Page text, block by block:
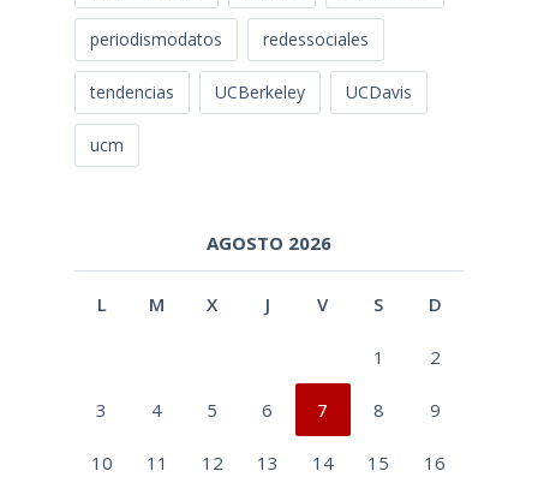
periodismodatos redessociales
tendencias UCBerkeley UCDavis
ucm
AGOSTO 2026
L M X J V S D
1 2
3 4 5 6 7 8 9
10 11 12 13 14 15 16